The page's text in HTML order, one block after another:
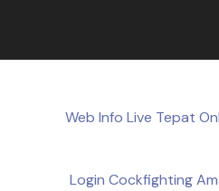
Web Info Live Tepat
Login Cockfighting